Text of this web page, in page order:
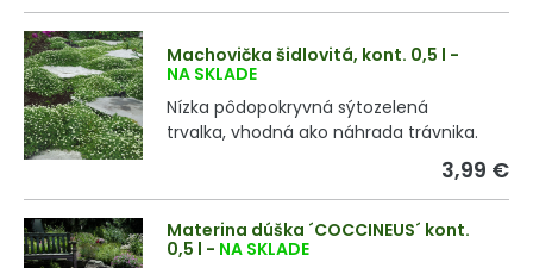
Machovička šidlovitá, kont. 0,5 l -
NA SKLADE
Nízka pôdopokryvná sýtozelená
trvalka, vhodná ako náhrada trávnika.
3,99 €
Materina dúška ´COCCINEUS´ kont.
0,5 l - NA SKLADE